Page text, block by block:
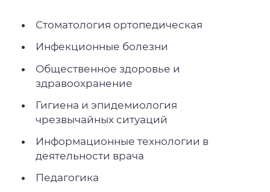
Стоматология ортопедическая
Инфекционные болезни
Общественное здоровье и
здравоохранение
Гигиена и эпидемиология
чрезвычайных ситуаций
Информационные технологии в
деятельности врача
Педагогика